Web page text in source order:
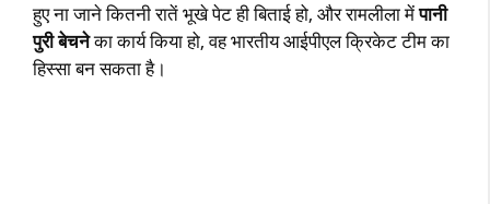
हुए ना जाने कितनी रातें भूखे पेट ही बिताई हो, और रामलीला मेंपानी
पुरी बेचनेका कार्य किया हो, वह भारतीय आईपीएल क्रिकेट टीम का
हिस्सा बन सकता है।